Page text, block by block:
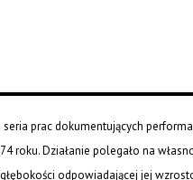
seria prac dokumentujących
roku. Działanie polegało na
odpowiadającej jej